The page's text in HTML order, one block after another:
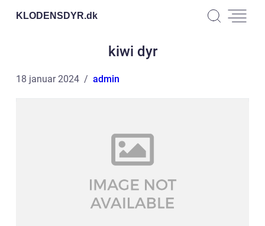
KLODENSDYR.dk
kiwi dyr
18 januar 2024 admin